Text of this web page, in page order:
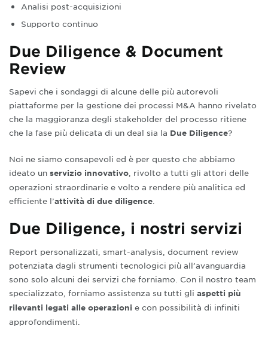
Analisi post-acquisizioni
Supporto continuo
Due Diligence & Document
Review
Sapevi che i sondaggi di alcune delle più autorevoli
piattaforme per la gestione dei processi M&A hanno rivelato
che la maggioranza degli stakeholder del processo ritiene
che la fase più delicata di un deal sia la Due Diligence?
Noi ne siamo consapevoli ed è per questo che abbiamo
ideato un servizio innovativo , rivolto a tutti gli attori delle
operazioni straordinarie e volto a rendere più analitica ed
efficiente l’attività di due diligence
Due Diligence, i nostri servizi
Report personalizzati, smart-analysis, document review
potenziata dagli strumenti tecnologici più all’avanguardia
sono solo alcuni dei servizi che forniamo. Con il nostro team
specializzato, forniamo assistenza su tutti gli aspetti più
rilevanti legati alle operazioni e con possibilità di infiniti
approfondimenti.